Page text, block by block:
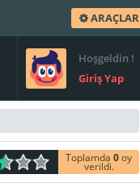
ARAÇLAR
Hoşgeldin !
Giriş Yap
Toplamda 0oy
verildi.